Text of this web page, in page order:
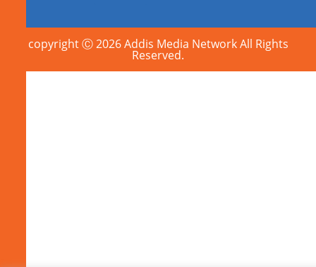
copyright Ⓒ 2026 Addis Media Network All Rights
Reserved.